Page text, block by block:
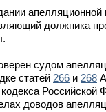
апелляционной
должника
судом
статей 266 и 268
Российской
доводов